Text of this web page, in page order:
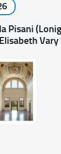
Pisani
Vary